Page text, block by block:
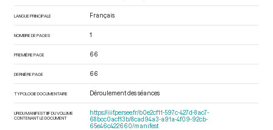
LANGUE PRINCIPALE Français
NOMBRE DE PAGES 1
PREMIÈRE PAGE 66
DERNIÈRE PAGE 66
TYPOLOGIE DOCUMENTAIRE Déroulement des séances
URI DU MANIFEST IIIF DU VOLUME
CONTENANT LE DOCUMENT
https://iiif.persee.fr/b0e2cf11-597c-427d-8ac7-
68bcc0acf13b/8cad94a3-a91a-4f09-92cb-
65e46c422660/manifest